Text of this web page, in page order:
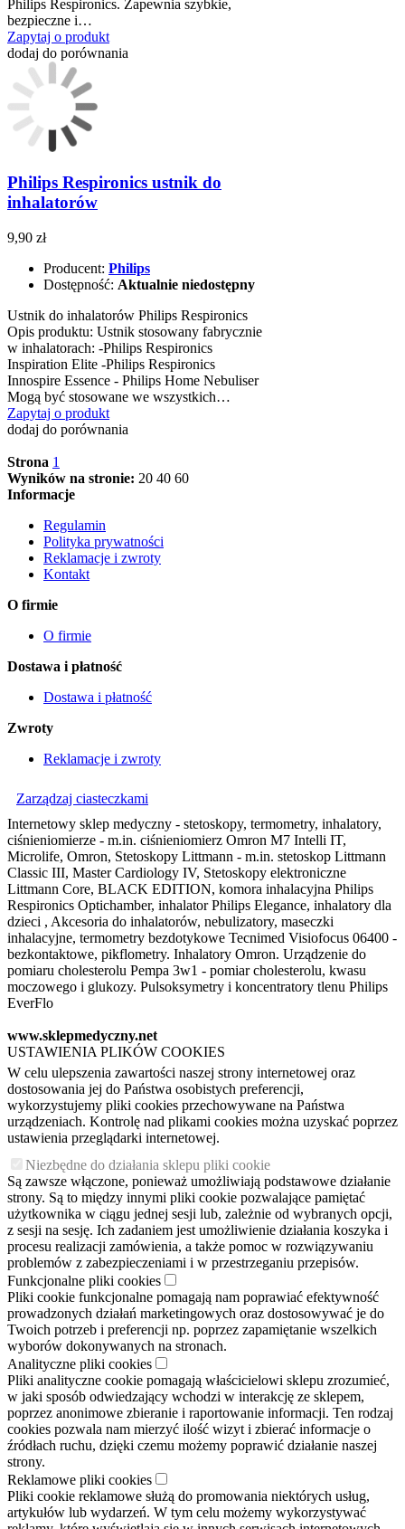
Philips Respironics. Zapewnia szybkie,
bezpieczne i…
Zapytaj o produkt
dodaj do porównania
Philips Respironics ustnik do
inhalatorów
9,90 zł
Producent: Philips
Dostępność: Aktualnie niedostępny
Ustnik do inhalatorów Philips Respironics
Opis produktu: Ustnik stosowany fabrycznie
w inhalatorach: -Philips Respironics
Inspiration Elite -Philips Respironics
Innospire Essence - Philips Home Nebuliser
Mogą być stosowane we wszystkich…
Zapytaj o produkt
dodaj do porównania
Strona 1
Wyników na stronie: 20 40 60
Informacje
Regulamin
Polityka prywatności
Reklamacje i zwroty
Kontakt
O firmie
O firmie
Dostawa i płatność
Dostawa i płatność
Zwroty
Reklamacje i zwroty
Zarządzaj ciasteczkami
Internetowy sklep medyczny - stetoskopy, termometry, inhalatory,
ciśnieniomierze - m.in. ciśnieniomierz Omron M7 Intelli IT,
Microlife, Omron, Stetoskopy Littmann - m.in. stetoskop Littmann
Classic III, Master Cardiology IV, Stetoskopy elektroniczne
Littmann Core, BLACK EDITION, komora inhalacyjna Philips
Respironics Optichamber, inhalator Philips Elegance, inhalatory dla
dzieci , Akcesoria do inhalatorów, nebulizatory, maseczki
inhalacyjne, termometry bezdotykowe Tecnimed Visiofocus 06400 -
bezkontaktowe, pikflometry. Inhalatory Omron. Urządzenie do
pomiaru cholesterolu Pempa 3w1 - pomiar cholesterolu, kwasu
moczowego i glukozy. Pulsoksymetry i koncentratory tlenu Philips
EverFlo
www.sklepmedyczny.net
USTAWIENIA PLIKÓW COOKIES
W celu ulepszenia zawartości naszej strony internetowej oraz
dostosowania jej do Państwa osobistych preferencji,
wykorzystujemy pliki cookies przechowywane na Państwa
urządzeniach. Kontrolę nad plikami cookies można uzyskać poprzez
ustawienia przeglądarki internetowej.
Niezbędne do działania sklepu pliki cookie
Są zawsze włączone, ponieważ umożliwiają podstawowe działanie
strony. Są to między innymi pliki cookie pozwalające pamiętać
użytkownika w ciągu jednej sesji lub, zależnie od wybranych opcji,
z sesji na sesję. Ich zadaniem jest umożliwienie działania koszyka i
procesu realizacji zamówienia, a także pomoc w rozwiązywaniu
problemów z zabezpieczeniami i w przestrzeganiu przepisów.
Funkcjonalne pliki cookies
Pliki cookie funkcjonalne pomagają nam poprawiać efektywność
prowadzonych działań marketingowych oraz dostosowywać je do
Twoich potrzeb i preferencji np. poprzez zapamiętanie wszelkich
wyborów dokonywanych na stronach.
Analityczne pliki cookies
Pliki analityczne cookie pomagają właścicielowi sklepu zrozumieć,
w jaki sposób odwiedzający wchodzi w interakcję ze sklepem,
poprzez anonimowe zbieranie i raportowanie informacji. Ten rodzaj
cookies pozwala nam mierzyć ilość wizyt i zbierać informacje o
źródłach ruchu, dzięki czemu możemy poprawić działanie naszej
strony.
Reklamowe pliki cookies
Pliki cookie reklamowe służą do promowania niektórych usług,
artykułów lub wydarzeń. W tym celu możemy wykorzystywać